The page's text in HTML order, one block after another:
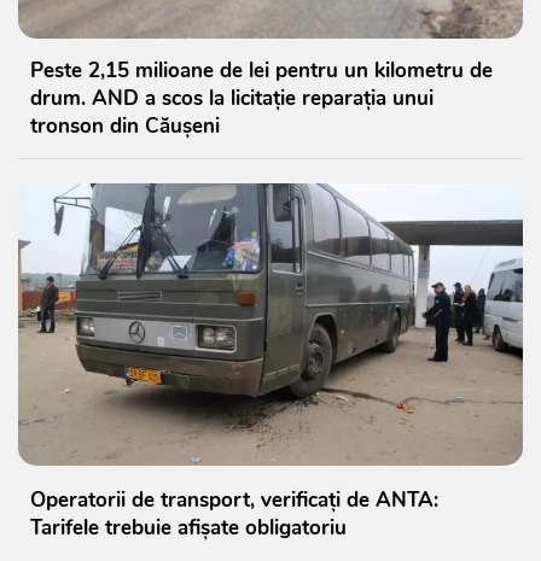
Peste 2,15 milioane de lei pentru un kilometru de
drum. AND a scos la licitație reparația unui
tronson din Căușeni
Operatorii de transport, verificați de ANTA:
Tarifele trebuie afișate obligatoriu